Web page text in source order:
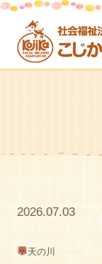
2026.07.03
天の川